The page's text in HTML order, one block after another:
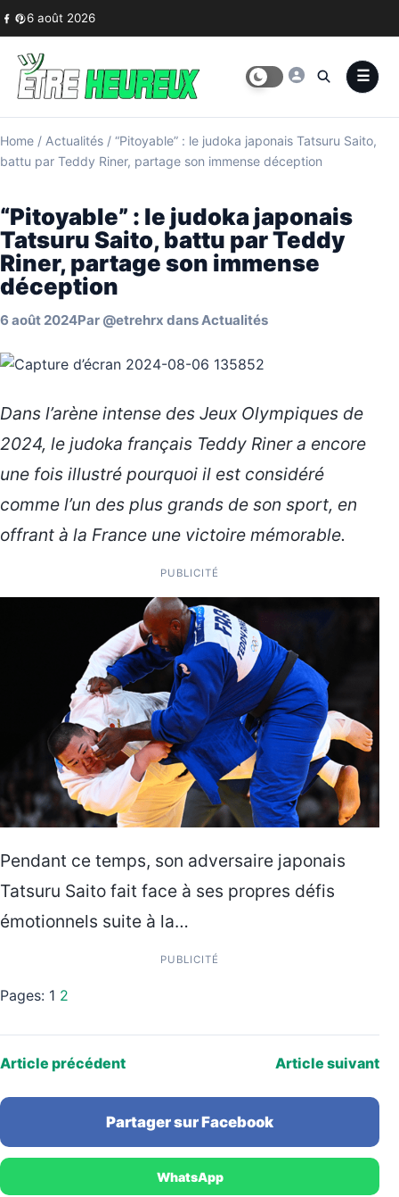
Skip to content
6 août 2026
Home / Actualités / “Pitoyable” : le judoka japonais Tatsuru Saito,
battu par Teddy Riner, partage son immense déception
“Pitoyable” : le judoka japonais
Tatsuru Saito, battu par Teddy
Riner, partage son immense
déception
6 août 2024Par @etrehrx dansActualités
Dans l’arène intense des Jeux Olympiques de
2024, le judoka français Teddy Riner a encore
une fois illustré pourquoi il est considéré
comme l’un des plus grands de son sport, en
offrant à la France une victoire mémorable.
PUBLICITÉ
Pendant ce temps, son adversaire japonais
Tatsuru Saito fait face à ses propres défis
émotionnels suite à la…
PUBLICITÉ
Pages: 1 2
Article précédent Article suivant
Partager sur Facebook
WhatsApp